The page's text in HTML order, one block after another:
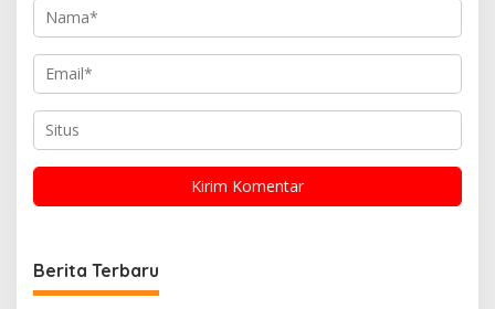
Berita Terbaru